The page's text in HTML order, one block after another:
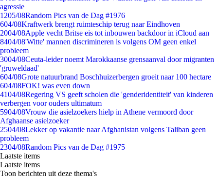
agressie
1205/08Random Pics van de Dag #1976
604/08Kraftwerk brengt ruimteschip terug naar Eindhoven
2004/08Apple vecht Britse eis tot inbouwen backdoor in iCloud aan
8404/08'Witte' mannen discrimineren is volgens OM geen enkel
probleem
3004/08Ceuta-leider noemt Marokkaanse grensaanval door migranten
'gruweldaad'
604/08Grote natuurbrand Boschhuizerbergen groeit naar 100 hectare
604/08FOK! was even down
4104/08Regering VS geeft scholen die 'genderidentiteit' van kinderen
verbergen voor ouders ultimatum
5904/08Vrouw die asielzoekers hielp in Athene vermoord door
Afghaanse asielzoeker
2504/08Lekker op vakantie naar Afghanistan volgens Taliban geen
probleem
2304/08Random Pics van de Dag #1975
Laatste items
Laatste items
Toon berichten uit deze thema's